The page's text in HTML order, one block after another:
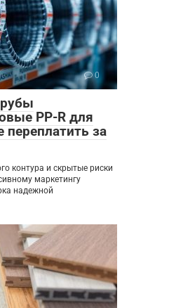
0
PP-R для
переплатить за
контура и скрытые риски
маркетингу
надежной